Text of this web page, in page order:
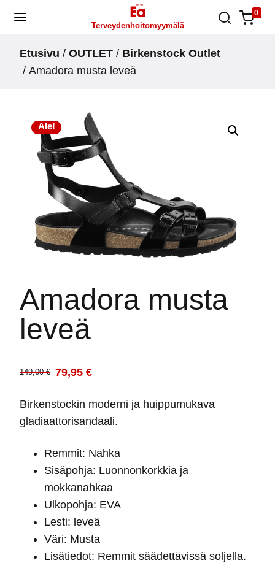
Skip
Terveydenhoitomyymälä
0
Etusivu / OUTLET / Birkenstock Outlet
/ Amadora musta leveä
Ale!
Amadora musta
leveä
149,00€
Alkuperäinen
hinta
oli:
149,00 €.
79,95 €
Nykyinen
hinta
on:
79,95 €.
Birkenstockin moderni ja huippumukava
gladiaattorisandaali.
Remmit: Nahka
Sisäpohja: Luonnonkorkkia ja
mokkanahkaa
Ulkopohja: EVA
Lesti: leveä
Väri: Musta
Lisätiedot: Remmit säädettävissä soljella.